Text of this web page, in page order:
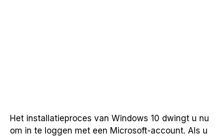
Het installatieproces van Windows 10 dwingt u nu
om in te loggen met een Microsoft-account. Als u